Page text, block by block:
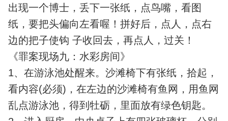
出现一个博士，丢下一张纸，点鸟嘴，看图
纸，要把头偏向左看喔！拼好后，点人，点右
边的把子使钩 子收回去，再点人，过关！
《罪案现场九：水彩房间》
1、在游泳池处醒来。沙滩椅下有张纸，拾起，
看内容(必须)，在左边的沙滩椅有鱼网，用鱼网
乱点游泳池，得到牡砺，里面放有绿色钥匙。